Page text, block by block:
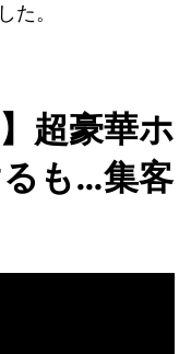
た。
超豪華ホ
も…集客